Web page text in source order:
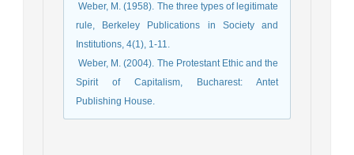
­ Weber, M. (1958). The three types of legitimate
rule, Berkeley Publications in Society and
Institutions, 4(1), 1-11.
­ Weber, M. (2004). The Protestant Ethic and the
Spirit of Capitalism, Bucharest: Antet
Publishing House.